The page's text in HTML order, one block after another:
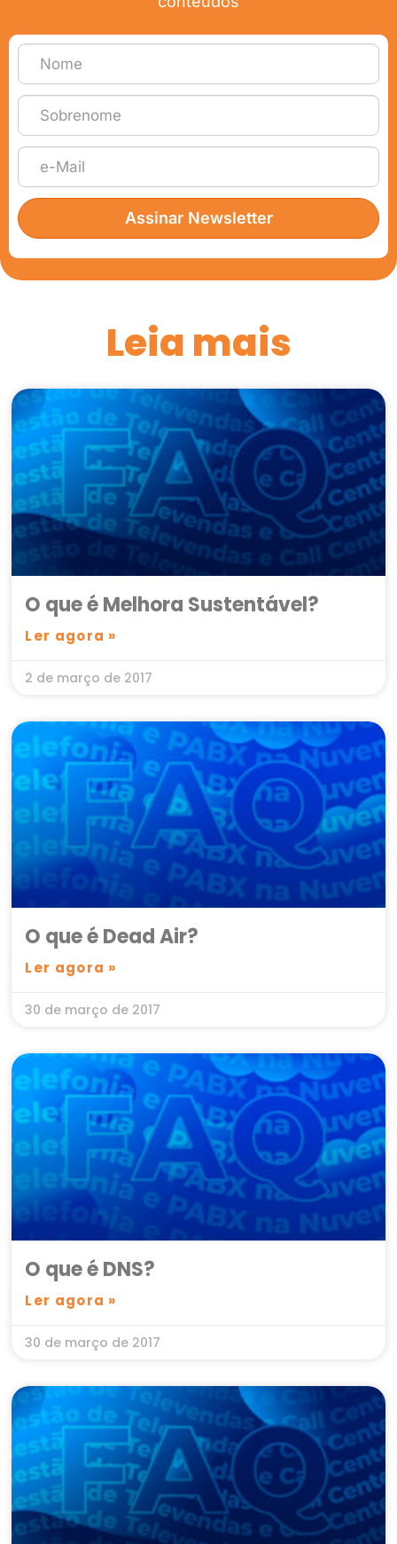
Assinar Newsletter
Leia mais
O que é Melhora Sustentável?
Ler agora »
2 de março de 2017
O que é Dead Air?
Ler agora »
30 de março de 2017
O que é DNS?
Ler agora »
30 de março de 2017